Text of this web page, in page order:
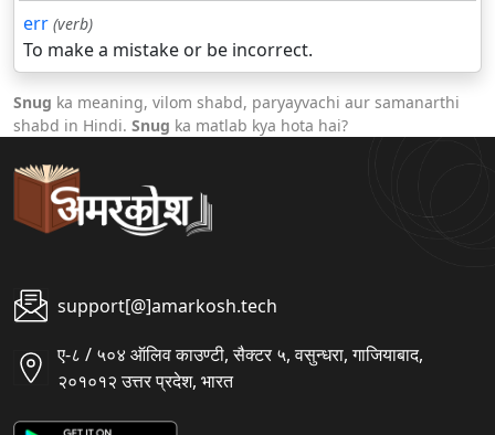
err (verb)
To make a mistake or be incorrect.
Snug ka meaning, vilom shabd, paryayvachi aur samanarthi
shabd in Hindi. Snug ka matlab kya hota hai?
support[@]amarkosh.tech
ए-८ / ५०४ ऑलिव काउण्टी, सैक्टर ५, वसुन्धरा, गाजियाबाद,
२०१०१२ उत्तर प्रदेश, भारत